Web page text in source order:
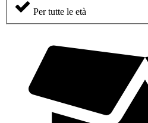
Per tutte le età